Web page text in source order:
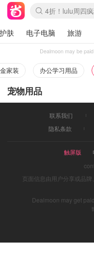
Boticinal 夏促开
4折！lulu周四
速领！Stanley
Zalando 奥莱
肤 电子电脑 旅游
Dealmoon may be
家装 办公学习用品
宠物用品
联系我们
隐私条款
触屏版
页面信息由用户分享或品
Dealmoon may get